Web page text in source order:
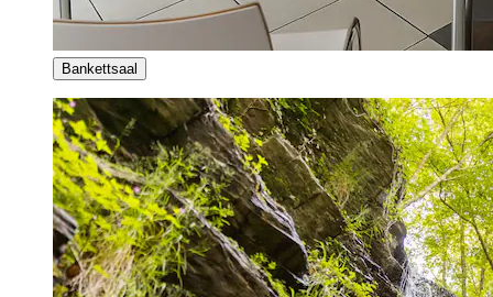
Bankettsaal